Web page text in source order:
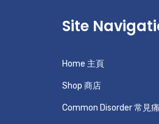
Site
Home 主頁
Shop 商店
Common Disorder 常見